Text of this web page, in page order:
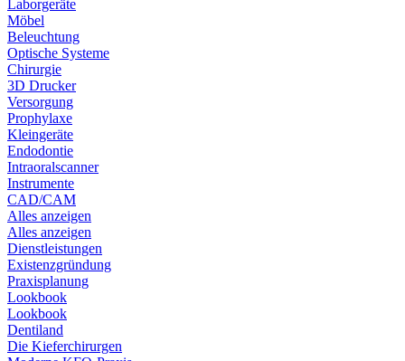
Laborgeräte
Möbel
Beleuchtung
Optische Systeme
Chirurgie
3D Drucker
Versorgung
Prophylaxe
Kleingeräte
Endodontie
Intraoralscanner
Instrumente
CAD/CAM
Alles anzeigen
Alles anzeigen
Dienstleistungen
Existenzgründung
Praxisplanung
Lookbook
Lookbook
Dentiland
Die Kieferchirurgen